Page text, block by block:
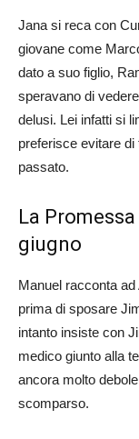
Jana si reca con
giovane come
dato a suo figlio,
speravano di
delusi. Lei infatti si
preferisce evitare
passato.
La
giugno
Manuel racconta ad
prima di sposare
intanto insiste con
medico giunto alla
ancora molto
scomparso.